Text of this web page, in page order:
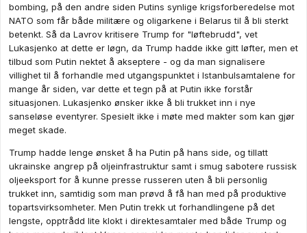
bombing, på den andre siden Putins synlige krigsforberedelse mot
NATO som får både militære og oligarkene i Belarus til å bli sterkt
betenkt. Så da Lavrov kritisere Trump for "løftebrudd", vet
Lukasjenko at dette er løgn, da Trump hadde ikke gitt løfter, men et
tilbud som Putin nektet å akseptere - og da man signalisere
villighet til å forhandle med utgangspunktet i Istanbulsamtalene for
mange år siden, var dette et tegn på at Putin ikke forstår
situasjonen. Lukasjenko ønsker ikke å bli trukket inn i nye
sanseløse eventyrer. Spesielt ikke i møte med makter som kan gjør
meget skade.
Trump hadde lenge ønsket å ha Putin på hans side, og tillatt
ukrainske angrep på oljeinfrastruktur samt i smug sabotere russisk
oljeeksport for å kunne presse russeren uten å bli personlig
trukket inn, samtidig som man prøvd å få han med på produktive
topartsvirksomheter. Men Putin trekk ut forhandlingene på det
lengste, opptrådd lite klokt i direktesamtaler med både Trump og